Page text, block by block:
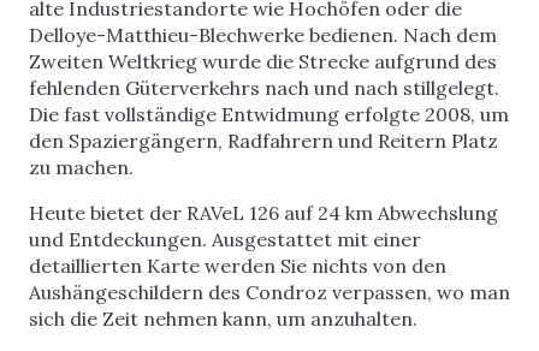
alte Industriestandorte wie Hochöfen oder die
Delloye-Matthieu-Blechwerke bedienen. Nach dem
Zweiten Weltkrieg wurde die Strecke aufgrund des
fehlenden Güterverkehrs nach und nach stillgelegt.
Die fast vollständige Entwidmung erfolgte 2008, um
den Spaziergängern, Radfahrern und Reitern Platz
zu machen.
Heute bietet der RAVeL 126 auf 24 km Abwechslung
und Entdeckungen. Ausgestattet mit einer
detaillierten Karte werden Sie nichts von den
Aushängeschildern des Condroz verpassen, wo man
sich die Zeit nehmen kann, um anzuhalten.